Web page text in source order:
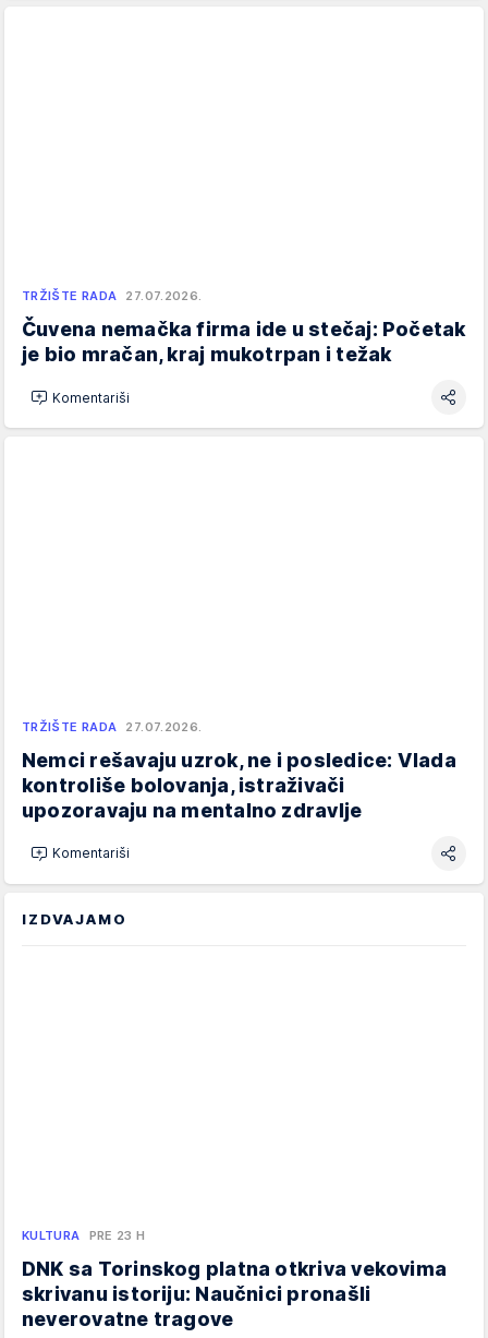
TRŽIŠTE RADA 27.07.2026.
Čuvena nemačka firma ide u stečaj: Početak
je bio mračan, kraj mukotrpan i težak
Komentariši
TRŽIŠTE RADA 27.07.2026.
Nemci rešavaju uzrok, ne i posledice: Vlada
kontroliše bolovanja, istraživači
upozoravaju na mentalno zdravlje
Komentariši
IZDVAJAMO
KULTURA PRE 23 H
DNK sa Torinskog platna otkriva vekovima
skrivanu istoriju: Naučnici pronašli
neverovatne tragove